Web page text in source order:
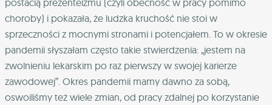
postacią prezenteizmu (czyli obecność w pracy pomimo
choroby) i pokazała, że ludzka kruchość nie stoi w
sprzeczności z mocnymi stronami i potencjałem. To w okresie
pandemii słyszałam często takie stwierdzenia: „jestem na
zwolnieniu lekarskim po raz pierwszy w swojej karierze
zawodowej”. Okres pandemii mamy dawno za sobą,
oswoiliśmy też wiele zmian, od pracy zdalnej po korzystanie